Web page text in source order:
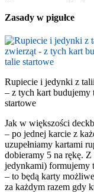
Zasady w pigułce
Rupiecie i jedynki z
– z tych kart budujemy
startowe
Jak w większości
– po jednej karcie z
uzupełniamy kartami
dobieramy 5 na rękę.
jedynkami) formujemy
– to będą karty
za każdym razem gdy